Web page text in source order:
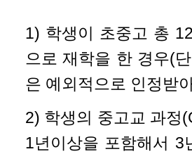
1) 학생이 초중고 총
으로 재학을 한 경우(
은 예외적으로 인정받
2) 학생의 중고교 과정
1년이상을 포함해서 3